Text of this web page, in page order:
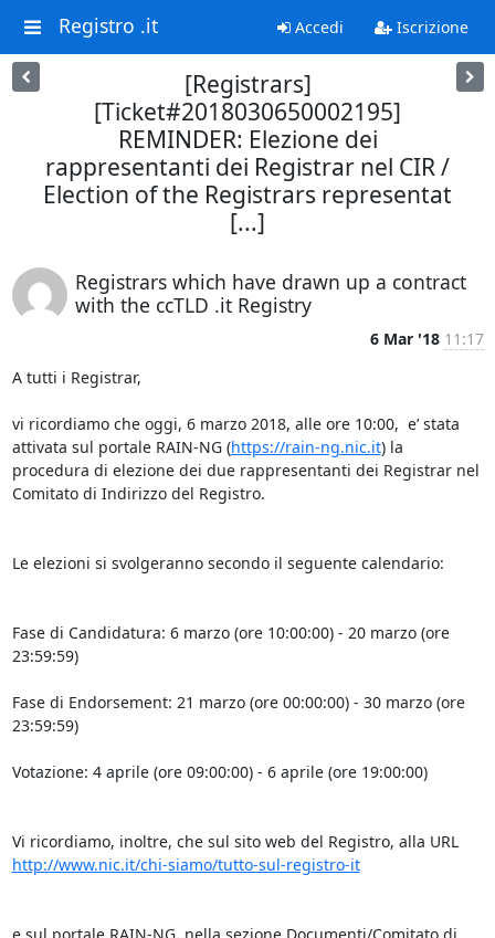
Registro .it Accedi Iscrizione
[Registrars]
[Ticket#2018030650002195]
REMINDER: Elezione dei
rappresentanti dei Registrar nel CIR /
Election of the Registrars representat
[...]
Registrars which have drawn up a contract
with the ccTLD .it Registry
6 Mar '18 11:17
A tutti i Registrar,
vi ricordiamo che oggi, 6 marzo 2018, alle ore 10:00,  e’ stata
attivata sul portale RAIN-NG (https://rain-ng.nic.it) la
procedura di elezione dei due rappresentanti dei Registrar nel
Comitato di Indirizzo del Registro.
Le elezioni si svolgeranno secondo il seguente calendario:
Fase di Candidatura: 6 marzo (ore 10:00:00) - 20 marzo (ore
23:59:59)
Fase di Endorsement: 21 marzo (ore 00:00:00) - 30 marzo (ore
23:59:59)
Votazione: 4 aprile (ore 09:00:00) - 6 aprile (ore 19:00:00)
Vi ricordiamo, inoltre, che sul sito web del Registro, alla URL
http://www.nic.it/chi-siamo/tutto-sul-registro-it